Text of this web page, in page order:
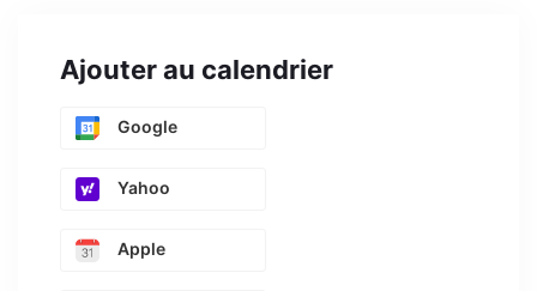
Ajouter au calendrier
Google
Yahoo
Apple